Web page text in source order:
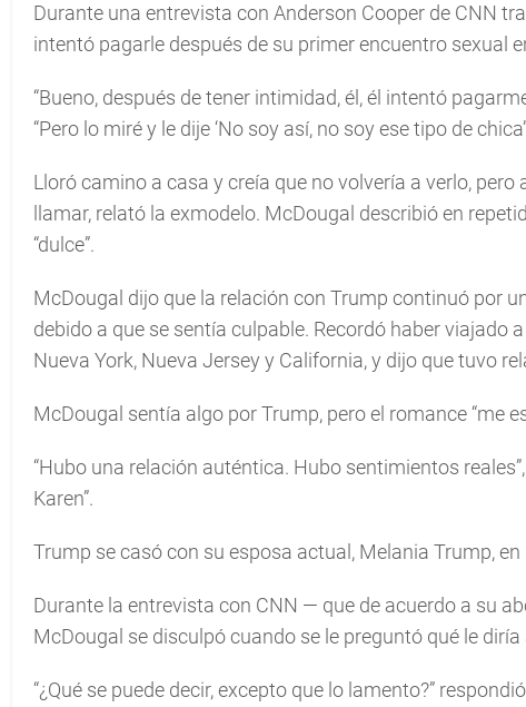
Durante una entrevista con Anderson Cooper de CNN
intentó pagarle después de su primer encuentro sexual
“Bueno, después de tener intimidad, él, él intentó
“Pero lo miré y le dije ‘No soy así, no soy ese tipo de
Lloró camino a casa y creía que no volvería a verlo,
llamar, relató la exmodelo. McDougal describió en
“dulce”.
McDougal dijo que la relación con Trump continuó por
debido a que se sentía culpable. Recordó haber viajado
Nueva York, Nueva Jersey y California, y dijo que tuvo
McDougal sentía algo por Trump, pero el romance “me
“Hubo una relación auténtica. Hubo sentimientos
Karen”.
Trump se casó con su esposa actual, Melania Trump,
Durante la entrevista con CNN — que de acuerdo a su
McDougal se disculpó cuando se le preguntó qué le
“¿Qué se puede decir, excepto que lo lamento?”